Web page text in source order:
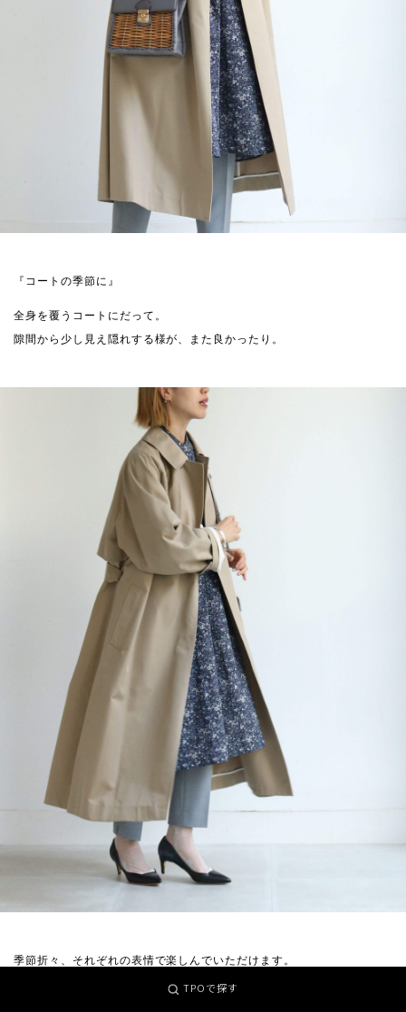
『コートの季節に』
全身を覆うコートにだって。
隙間から少し見え隠れする様が、また良かったり。
季節折々、それぞれの表情で楽しんでいただけます。
TPOで探す